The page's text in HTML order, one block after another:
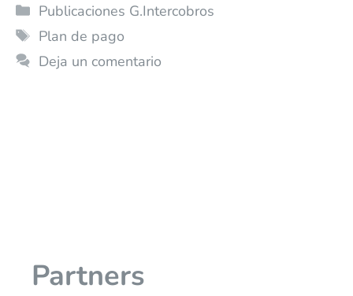
Publicaciones G.Intercobros
Plan de pago
Deja un comentario
Partners